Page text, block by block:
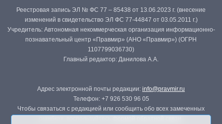
Реестровая запись ЭЛ № ФС 77 – 85438 от 13.06.2023 г. (внесение
изменений в свидетельство ЭЛ ФС 77-44847 от 03.05.2011 г.)
Учредитель: Автономная некоммерческая организация информационно-
познавательный центр «Правмир» (АНО «Правмир») (ОГРН
1107799036730)
Главный редактор: Данилова А.А.
Адрес электронной почты редакции: info@pravmir.ru
Телефон: +7 926 530 96 05
Чтобы связаться с редакцией или сообщить обо всех замеченных